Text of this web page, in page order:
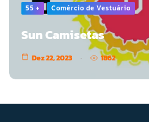
55 + Comércio de Vestuário
Sun Camisetas
Dez 22, 2023 1862